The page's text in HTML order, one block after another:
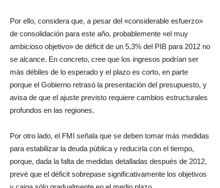
Por ello, considera que, a pesar del «considerable esfuerzo»
de consolidación para este año, probablemente «el muy
ambicioso objetivo» de déficit de un 5,3% del PIB para 2012 no
se alcance. En concreto, cree que los ingresos podrían ser
más débiles de lo esperado y el plazo es corto, en parte
porque el Gobierno retrasó la presentación del presupuesto, y
avisa de que el ajuste previsto requiere cambios estructurales
profundos en las regiones.
Por otro lado, el FMI señala que se deben tomar más medidas
para estabilizar la deuda pública y reducirla con el tiempo,
porque, dada la falta de medidas detalladas después de 2012,
prevé que el déficit sobrepase significativamente los objetivos